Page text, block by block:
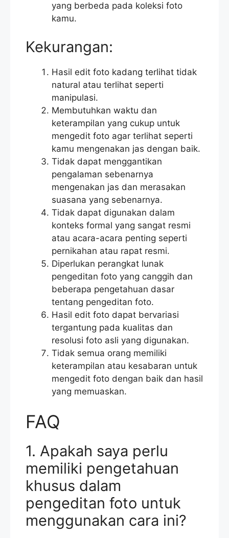
yang berbeda pada koleksi foto
kamu.
Kekurangan:
Hasil edit foto kadang terlihat tidak
natural atau terlihat seperti
manipulasi.
Membutuhkan waktu dan
keterampilan yang cukup untuk
mengedit foto agar terlihat seperti
kamu mengenakan jas dengan baik.
Tidak dapat menggantikan
pengalaman sebenarnya
mengenakan jas dan merasakan
suasana yang sebenarnya.
Tidak dapat digunakan dalam
konteks formal yang sangat resmi
atau acara-acara penting seperti
pernikahan atau rapat resmi.
Diperlukan perangkat lunak
pengeditan foto yang canggih dan
beberapa pengetahuan dasar
tentang pengeditan foto.
Hasil edit foto dapat bervariasi
tergantung pada kualitas dan
resolusi foto asli yang digunakan.
Tidak semua orang memiliki
keterampilan atau kesabaran untuk
mengedit foto dengan baik dan hasil
yang memuaskan.
FAQ
1. Apakah saya perlu
memiliki pengetahuan
khusus dalam
pengeditan foto untuk
menggunakan cara ini?